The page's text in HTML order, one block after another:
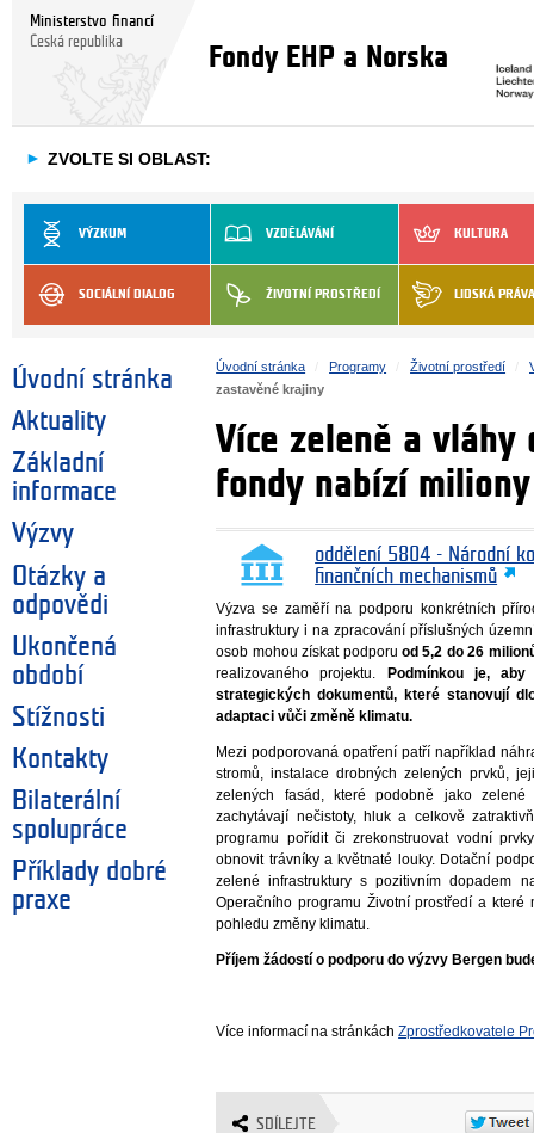
Ministerstvo financí
Česká republika
Fondy EHP a Norska
► ZVOLTE SI OBLAST:
VÝZKUM VZDĚLÁVÁNÍ KULTURA
SOCIÁLNÍ DIALOG ŽIVOTNÍ PROSTŘEDÍ LIDSKÁ PRÁVA
Úvodní stránka
Aktuality
Základní
informace
Výzvy
Otázky a
odpovědi
Ukončená
období
Stížnosti
Kontakty
Bilaterální
spolupráce
Příklady dobré
praxe
Úvodní stránka Programy Životní prostředí
zastavěné krajiny
Více zeleně a vláhy
fondy nabízí
oddělení 5804 - Národní
finančních mechanismů
Výzva se zaměří na podporu konkrétních
infrastruktury i na zpracování příslušných
osob mohou získat podporu od 5,2 do 26
realizovaného projektu.
Podmínkou je,
strategických dokumentů, které stanovují
adaptaci vůči změně klimatu.
Mezi podporovaná opatření patří například
stromů, instalace drobných zelených prvků,
zelených fasád, které podobně jako
zachytávají nečistoty, hluk a celkově
programu pořídit či zrekonstruovat vodní
obnovit trávníky a květnaté louky. Dotační
zelené infrastruktury s pozitivním dopadem
Operačního programu Životní prostředí a
pohledu změny klimatu.
Příjem žádostí o podporu do výzvy Bergen
Více informací na stránkáchZprostředkovatele
SDÍLEJTE